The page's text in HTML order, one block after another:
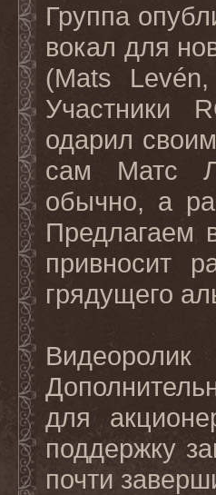
Группа
вокал для
(Mats Levén
Участники
одарил
сам Матс
обычно, а
Предлагаем
привносит
грядущего
для
поддержку
почти